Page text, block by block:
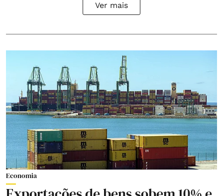
Ver mais
Economia